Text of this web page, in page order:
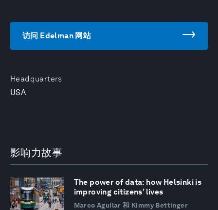
Headquarters
USA
访问 Edelman 网站
影响力故事
The power of data: how Helsinki is
improving citizens’ lives
Marco Aguilar 和 Kimmy Bettinger